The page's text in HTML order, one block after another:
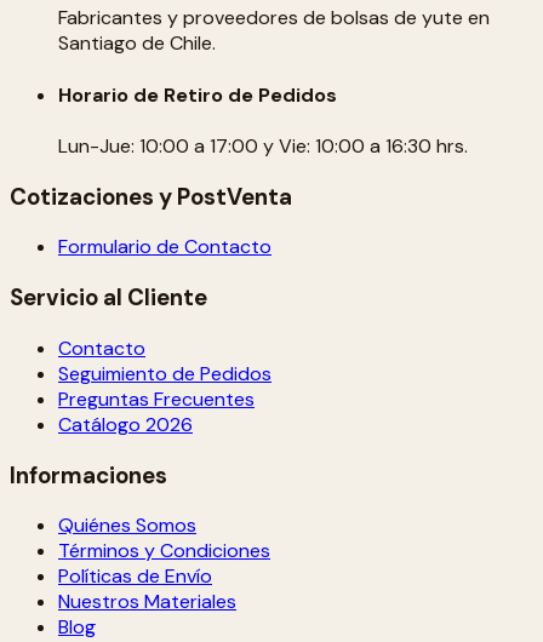
Fabricantes y proveedores de bolsas de yute en
Santiago de Chile.
Horario de Retiro de Pedidos
Lun-Jue: 10:00 a 17:00 y Vie: 10:00 a 16:30 hrs.
Cotizaciones y PostVenta
Formulario de Contacto
Servicio al Cliente
Contacto
Seguimiento de Pedidos
Preguntas Frecuentes
Catálogo 2026
Informaciones
Quiénes Somos
Términos y Condiciones
Políticas de Envío
Nuestros Materiales
Blog